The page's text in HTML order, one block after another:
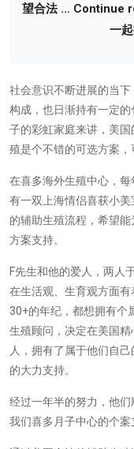
望合法 … Continue
一
社会意识不断进展的当
构成，也日渐持有一定
子的彩虹家庭来讲，美
殖是个不错的可选方案，
在喜多海外生殖中心，
有一双上海情侣喜获小
的辅助生殖流程，希望
方案支持。
F先生和他的爱人，两人
在生活观、生育观方面
30+的年纪，都想拥有个
生殖顾问，决定在美国精
人，拥有了属于他们自
的大力支持。
经过一年半的努力，他
我们喜多月子中心的个案